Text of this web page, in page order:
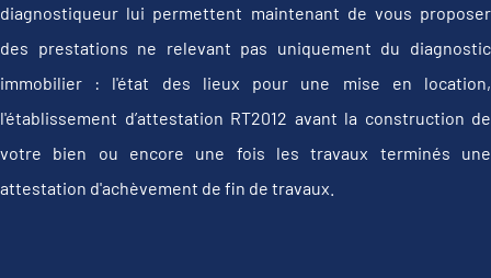
diagnostiqueur lui permettent maintenant de vous proposer
des prestations ne relevant pas uniquement du diagnostic
immobilier : l'état des lieux pour une mise en location,
l'établissement d’attestation RT2012 avant la construction de
votre bien ou encore une fois les travaux terminés une
attestation d'achèvement de fin de travaux.